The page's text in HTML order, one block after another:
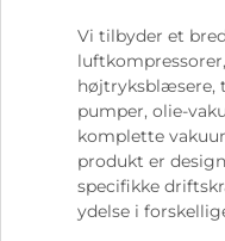
Vi tilbyder et
højtryksblæsere,
pumper, olie-
komplette
produkt er
specifikke
ydelse i